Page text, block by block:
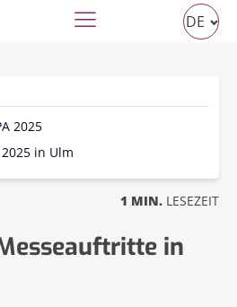
DE
2025
in Ulm
1 MIN. LESEZEIT
in